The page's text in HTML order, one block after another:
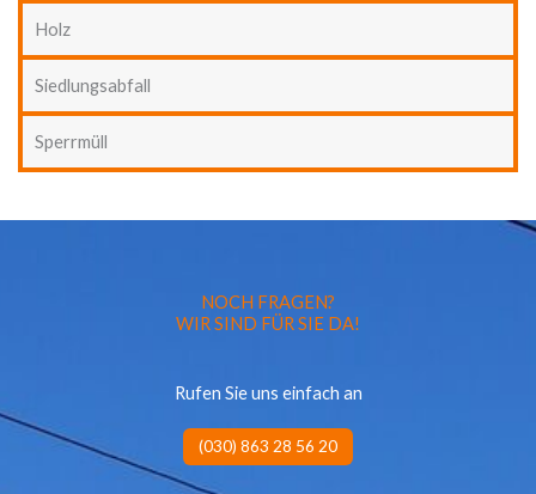
Holz
Siedlungsabfall
Sperrmüll
NOCH FRAGEN?
WIR SIND FÜR SIE DA!
Rufen Sie uns einfach an
(030) 863 28 56 20